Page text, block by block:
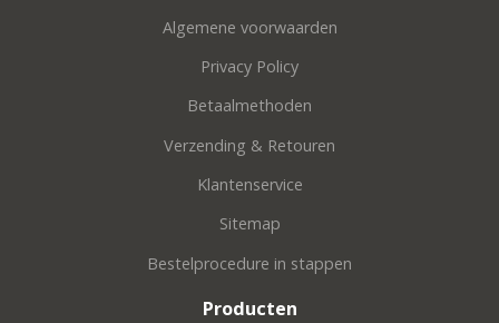
Algemene voorwaarden
Privacy Policy
Betaalmethoden
Verzending & Retouren
Klantenservice
Sitemap
Bestelprocedure in stappen
Producten